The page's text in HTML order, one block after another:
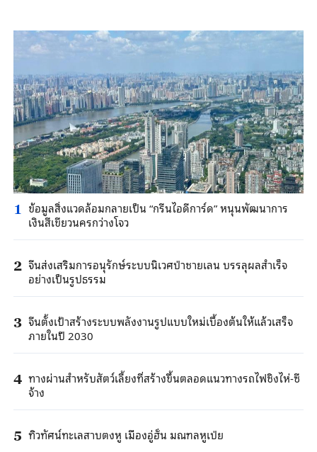
1 ข้อมูลสิ่งแวดล้อมกลายเป็น “กรีนไอดีการ์ด” หนุนพัฒนาการ
เงินสีเขียวนครกว่างโจว
2 จีนส่งเสริมการอนุรักษ์ระบบนิเวศป่าชายเลน บรรลุผลสำเร็จ
อย่างเป็นรูปธรรม
3 จีนตั้งเป้าสร้างระบบพลังงานรูปแบบใหม่เบื้องต้นให้แล้วเสร็จ
ภายในปี 2030
4 ทางผ่านสำหรับสัตว์เลี้ยงที่สร้างขึ้นตลอดแนวทางรถไฟชิงไห่-ซี
จ้าง
5 ทิวทัศน์ทะเลสาบตงหู เมืองอู่ฮั่น มณฑลหูเป่ย